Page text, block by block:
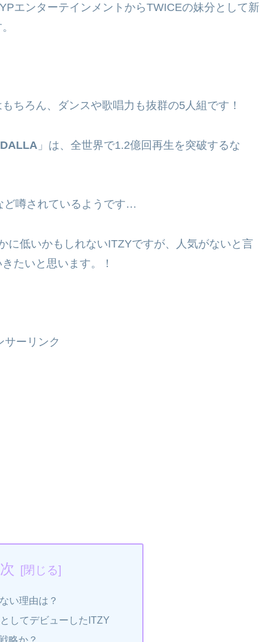
エンターテインメントからTWICEの妹分として新
ちろん、ダンスや歌唱力も抜群の5人組です！
」は、全世界で1.2億回再生を突破するな
ど噂されているようです…
に低いかもしれないITZYですが、人気がないと言
たいと思います。！
サーリンク
い理由は？
してデビューしたITZY
略か？